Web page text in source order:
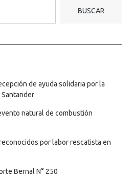
BUSCAR
de ayuda solidaria por la
natural de combustión
por labor rescatista en
Bernal N° 250